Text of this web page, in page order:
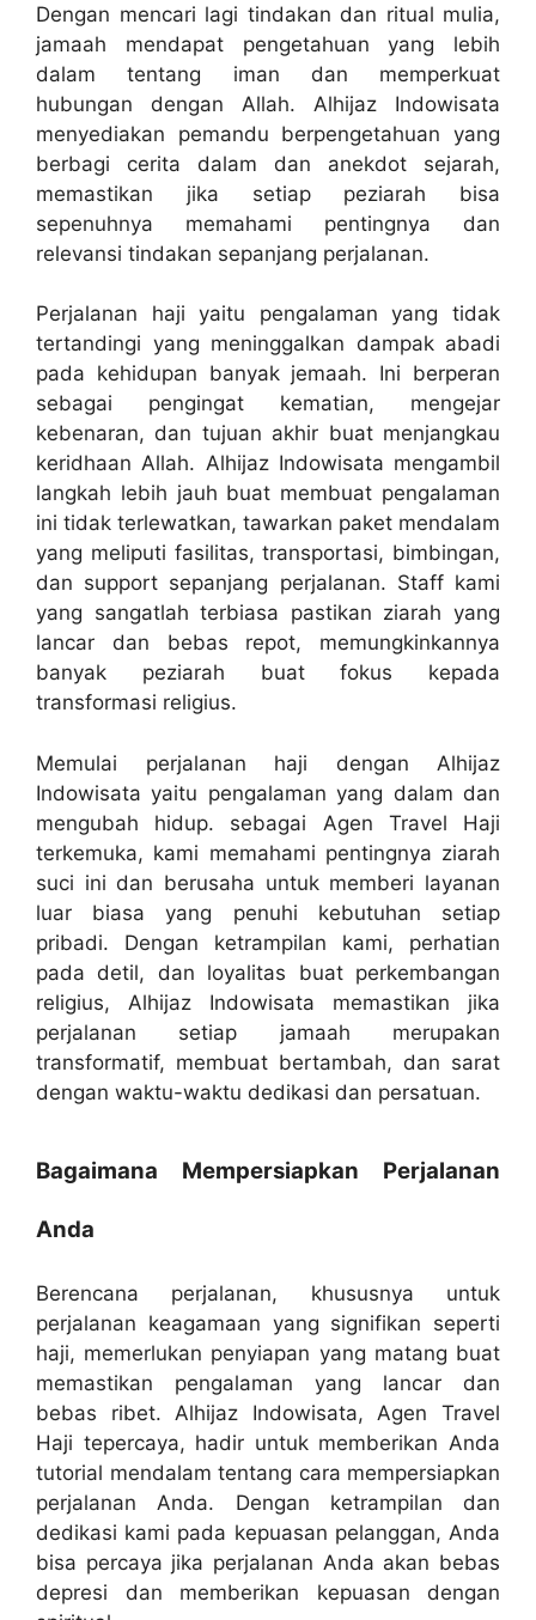
Dengan mencari lagi tindakan dan ritual mulia,
jamaah mendapat pengetahuan yang lebih
dalam tentang iman dan memperkuat
hubungan dengan Allah. Alhijaz Indowisata
menyediakan pemandu berpengetahuan yang
berbagi cerita dalam dan anekdot sejarah,
memastikan jika setiap peziarah bisa
sepenuhnya memahami pentingnya dan
relevansi tindakan sepanjang perjalanan.
Perjalanan haji yaitu pengalaman yang tidak
tertandingi yang meninggalkan dampak abadi
pada kehidupan banyak jemaah. Ini berperan
sebagai pengingat kematian, mengejar
kebenaran, dan tujuan akhir buat menjangkau
keridhaan Allah. Alhijaz Indowisata mengambil
langkah lebih jauh buat membuat pengalaman
ini tidak terlewatkan, tawarkan paket mendalam
yang meliputi fasilitas, transportasi, bimbingan,
dan support sepanjang perjalanan. Staff kami
yang sangatlah terbiasa pastikan ziarah yang
lancar dan bebas repot, memungkinkannya
banyak peziarah buat fokus kepada
transformasi religius.
Memulai perjalanan haji dengan Alhijaz
Indowisata yaitu pengalaman yang dalam dan
mengubah hidup. sebagai Agen Travel Haji
terkemuka, kami memahami pentingnya ziarah
suci ini dan berusaha untuk memberi layanan
luar biasa yang penuhi kebutuhan setiap
pribadi. Dengan ketrampilan kami, perhatian
pada detil, dan loyalitas buat perkembangan
religius, Alhijaz Indowisata memastikan jika
perjalanan setiap jamaah merupakan
transformatif, membuat bertambah, dan sarat
dengan waktu-waktu dedikasi dan persatuan.
Bagaimana Mempersiapkan Perjalanan
Anda
Berencana perjalanan, khususnya untuk
perjalanan keagamaan yang signifikan seperti
haji, memerlukan penyiapan yang matang buat
memastikan pengalaman yang lancar dan
bebas ribet. Alhijaz Indowisata, Agen Travel
Haji tepercaya, hadir untuk memberikan Anda
tutorial mendalam tentang cara mempersiapkan
perjalanan Anda. Dengan ketrampilan dan
dedikasi kami pada kepuasan pelanggan, Anda
bisa percaya jika perjalanan Anda akan bebas
depresi dan memberikan kepuasan dengan